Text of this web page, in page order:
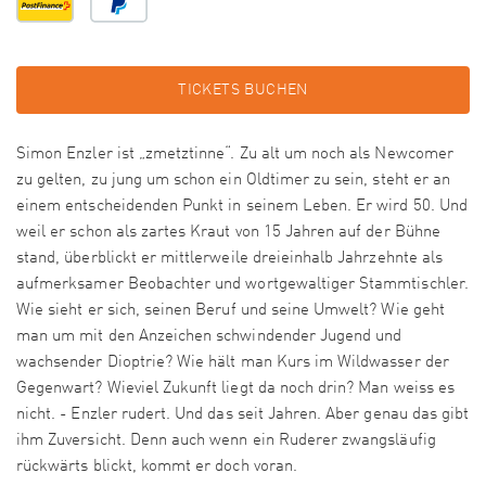
TICKETS BUCHEN
Simon Enzler ist „zmetztinne“. Zu alt um noch als Newcomer
zu gelten, zu jung um schon ein Oldtimer zu sein, steht er an
einem entscheidenden Punkt in seinem Leben. Er wird 50. Und
weil er schon als zartes Kraut von 15 Jahren auf der Bühne
stand, überblickt er mittlerweile dreieinhalb Jahrzehnte als
aufmerksamer Beobachter und wortgewaltiger Stammtischler.
Wie sieht er sich, seinen Beruf und seine Umwelt? Wie geht
man um mit den Anzeichen schwindender Jugend und
wachsender Dioptrie? Wie hält man Kurs im Wildwasser der
Gegenwart? Wieviel Zukunft liegt da noch drin? Man weiss es
nicht. - Enzler rudert. Und das seit Jahren. Aber genau das gibt
ihm Zuversicht. Denn auch wenn ein Ruderer zwangsläufig
rückwärts blickt, kommt er doch voran.